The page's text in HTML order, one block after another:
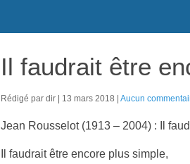
Il faudrait être
Rédigé par dir 13 mars 2018 Aucun
Jean Rousselot (1913 – 2004) : Il
Il faudrait être encore plus simple,